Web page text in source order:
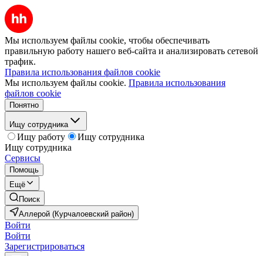
Мы используем файлы cookie, чтобы обеспечивать
правильную работу нашего веб-сайта и анализировать сетевой
трафик.
Правила использования файлов cookie
Мы используем файлы cookie. Правила использования
файлов cookie
Понятно
Ищу сотрудника
Ищу работу
Ищу сотрудника
Ищу сотрудника
Сервисы
Помощь
Ещё
Поиск
Аллерой (Курчалоевский район)
Войти
Войти
Зарегистрироваться